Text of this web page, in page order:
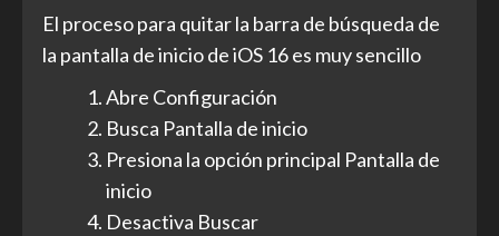
El proceso para quitar la barra de búsqueda de
la pantalla de inicio de iOS 16 es muy sencillo
Abre Configuración
Busca Pantalla de inicio
Presiona la opción principal Pantalla de
inicio
Desactiva Buscar